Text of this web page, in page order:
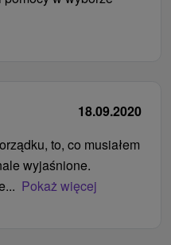
18.09.2020
to, co musiałem
wyjaśnione.
Pokaż więcej